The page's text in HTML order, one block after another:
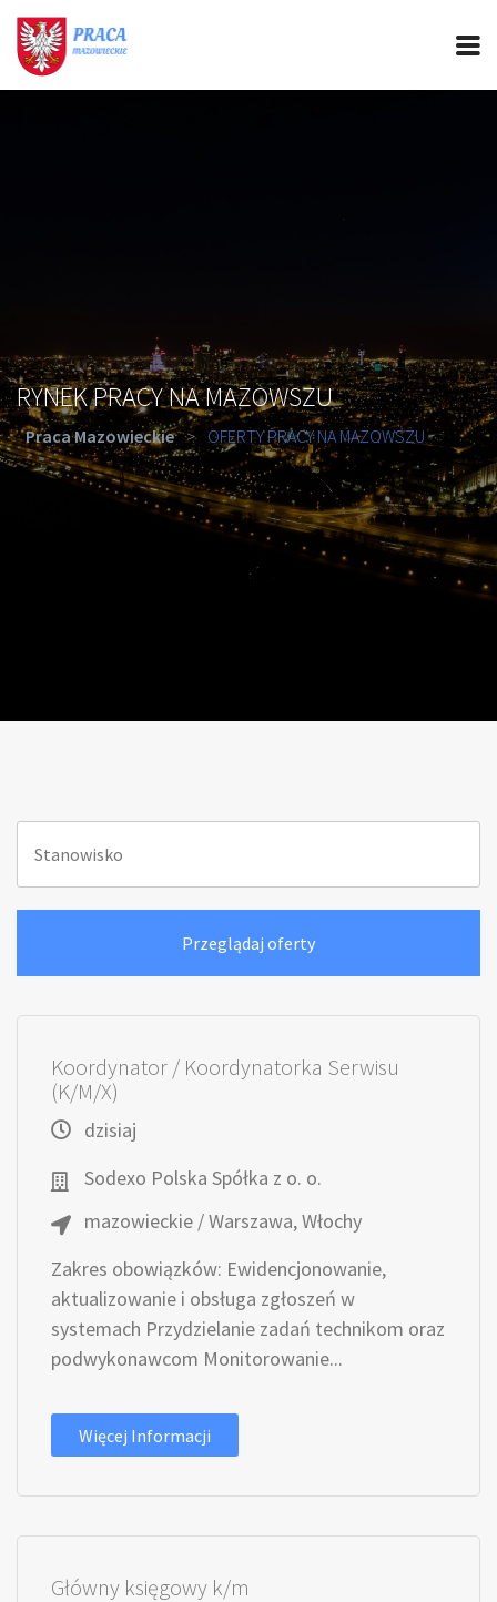
RYNEK PRACY NA MAZOWSZU
Praca Mazowieckie > OFERTY PRACY NA MAZOWSZU
Koordynator / Koordynatorka Serwisu
(K/M/X)
dzisiaj
Sodexo Polska Spółka z o. o.
mazowieckie / Warszawa, Włochy
Zakres obowiązków: Ewidencjonowanie,
aktualizowanie i obsługa zgłoszeń w
systemach Przydzielanie zadań technikom oraz
podwykonawcom Monitorowanie...
Więcej Informacji
Główny księgowy k/m